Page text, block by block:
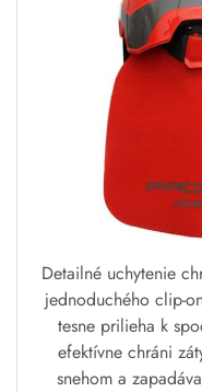
Detailné uchytenie
jednoduchého clip-
tesne prilieha k
efektívne chráni
snehom a